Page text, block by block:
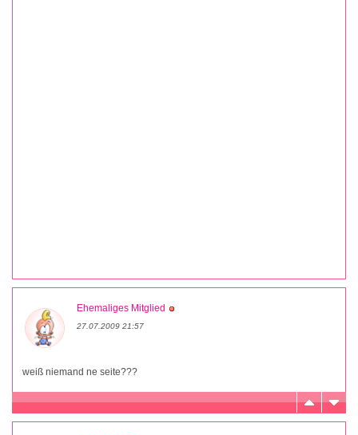
Ehemaliges Mitglied
27.07.2009 21:57
weiß niemand ne seite???